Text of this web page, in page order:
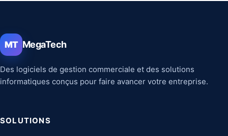
MT MegaTech
Des logiciels de gestion commerciale et des solutions
informatiques conçus pour faire avancer votre entreprise.
SOLUTIONS